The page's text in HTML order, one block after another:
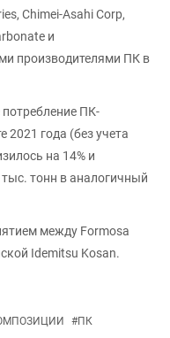
Chimei-Asahi Corp,
и
производителями ПК в
потребление ПК-
2021 года (без учета
на 14% и
тонн в аналогичный
между Formosa
Idemitsu Kosan.
#ПК